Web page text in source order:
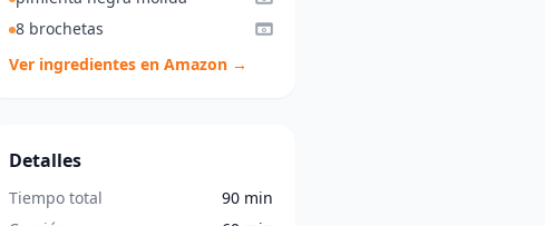
8 brochetas
Ver ingredientes en Amazon →
Detalles
Tiempo total
90 min